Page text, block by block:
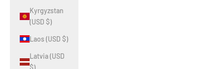
Kyrgyzstan
(USD $)
Laos (USD $)
Latvia (USD